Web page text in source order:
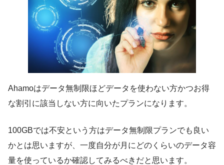
Ahamoはデータ無制限ほどデータを使わない方かつお得
な割引に該当しない方に向いたプランになります。
100GBでは不安という方はデータ無制限プランでも良い
かとは思いますが、一度自分が月にどのくらいのデータ容
量を使っているか確認してみるべきだと思います。